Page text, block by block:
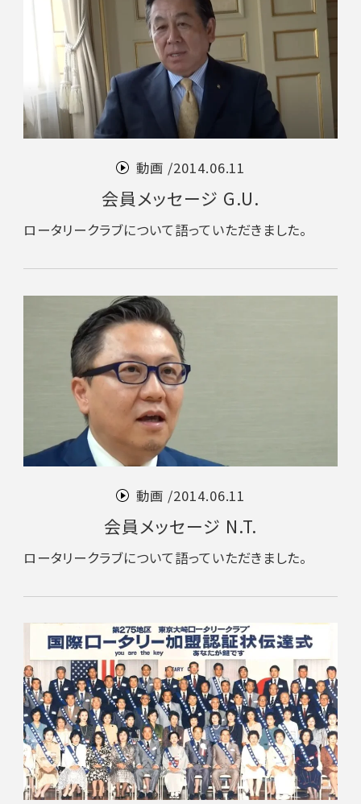
動画 /2014.06.11
会員メッセージ G.U.
ロータリークラブについて語っていただきました。
動画 /2014.06.11
会員メッセージ N.T.
ロータリークラブについて語っていただきました。